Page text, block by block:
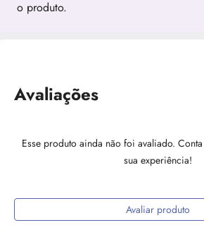
o produto.
Avaliações
Esse produto ainda não foi avaliado.
sua experiência!
Avaliar produto